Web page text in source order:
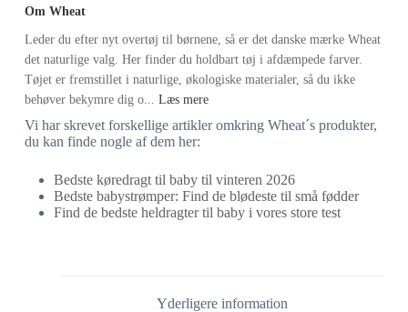
Om Wheat
Leder du efter nyt overtøj til børnene, så er det danske mærke Wheat
det naturlige valg. Her finder du holdbart tøj i afdæmpede farver.
Tøjet er fremstillet i naturlige, økologiske materialer, så du ikke
behøver bekymre dig o... Læs mere
Vi har skrevet forskellige artikler omkring Wheat´s produkter,
du kan finde nogle af dem her:
Bedste køredragt til baby til vinteren 2026
Bedste babystrømper: Find de blødeste til små fødder
Find de bedste heldragter til baby i vores store test
Yderligere information